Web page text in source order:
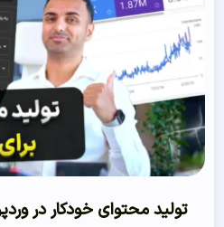
تولید محتوای خودکار در